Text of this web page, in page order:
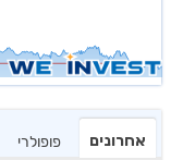
אחרונים פופולרי